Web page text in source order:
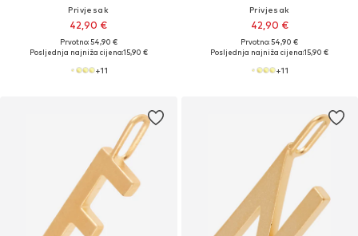
Privjesak
42,90 €
Prvotno: 54,90 €
Posljednja najniža cijena:15,90 €
+11
Privjesak
42,90 €
Prvotno: 54,90 €
Posljednja najniža cijena:15,90 €
+11